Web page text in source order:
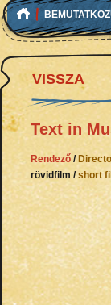
VISSZA
Text in
Rendező /
rövidfilm /short